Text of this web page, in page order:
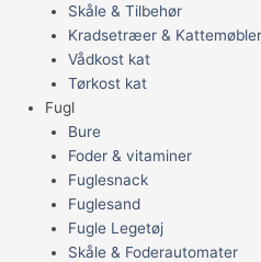
Skåle & Tilbehør
Kradsetræer & Kattemøbler
Vådkost kat
Tørkost kat
Fugl
Bure
Foder & vitaminer
Fuglesnack
Fuglesand
Fugle Legetøj
Skåle & Foderautomater